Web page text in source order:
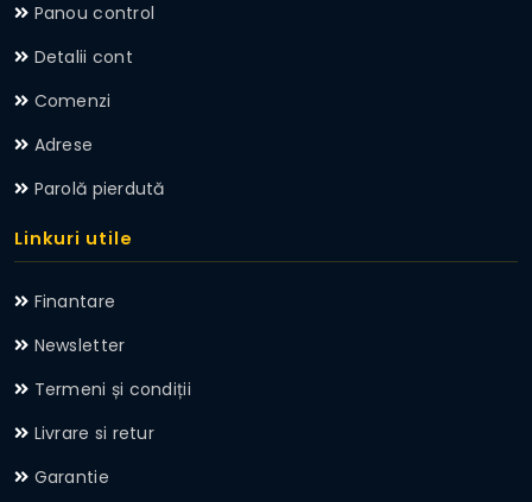
Panou control
Detalii cont
Comenzi
Adrese
Parolă pierdută
Linkuri utile
Finantare
Newsletter
Termeni și condiții
Livrare si retur
Garantie